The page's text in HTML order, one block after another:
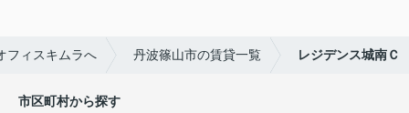
フィスキムラへ 丹波篠山市の賃貸一覧 レジデンス城南Ｃ
市区町村から探す